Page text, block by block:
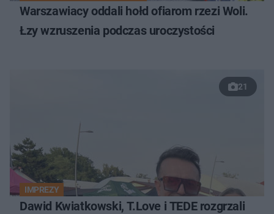
Warszawiacy oddali hołd ofiarom rzezi Woli.
Łzy wzruszenia podczas uroczystości
21
IMPREZY
Dawid Kwiatkowski, T.Love i TEDE rozgrzali